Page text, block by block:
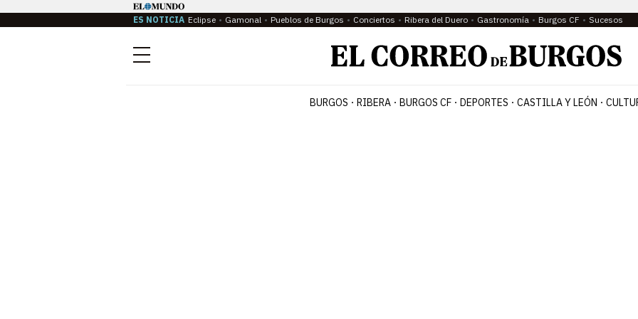
ES NOTICIA Eclipse Gamonal Pueblos de Burgos Conciertos Ribera del Duero Gastronomía Burgos CF Sucesos
Menú
BURGOS RIBERA BURGOS CF DEPORTES CASTILLA Y LEÓN